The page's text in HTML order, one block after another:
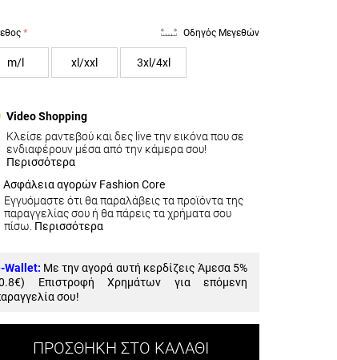
Οδηγός Μεγεθών
m/l xl/xxl 3xl/4xl
Video Shopping
Κλείσε ραντεβού και δες live την εικόνα που σε
ενδιαφέρουν μέσα από την κάμερα σου!
Περισσότερα
Ασφάλεια αγορών Fashion Core
Εγγυόμαστε ότι θα παραλάβεις τα προϊόντα της
παραγγελίας σου ή θα πάρεις τα χρήματα σου
πίσω. Περισσότερα
Wallet: Με την αγορά αυτή κερδίζεις Άμεσα 5%
) Επιστροφή Χρημάτων για επόμενη
σου!
ΠΡΟΣΘΉΚΗ ΣΤΟ ΚΑΛΆΘΙ